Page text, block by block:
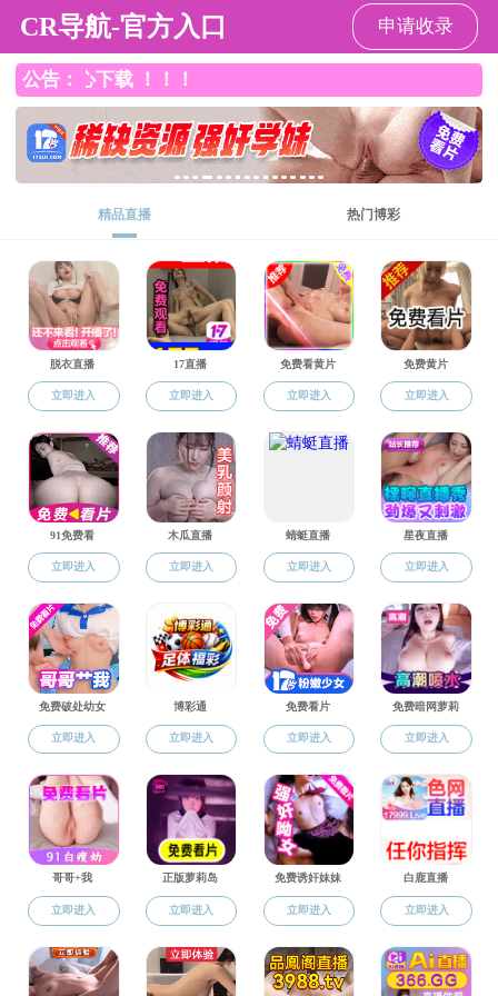
黑料网
黑料网 黑料网概况 本科生教育 研究生教育
国际合作
合作项目
资讯动态
交流活动
表格下载
浙江科技学院
上一篇： (出国前填写) 国（境）
下一篇： 学生出国境学习或交流